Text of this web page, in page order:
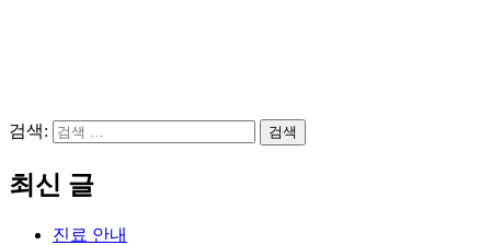
검색: 검색
최신 글
진료 안내